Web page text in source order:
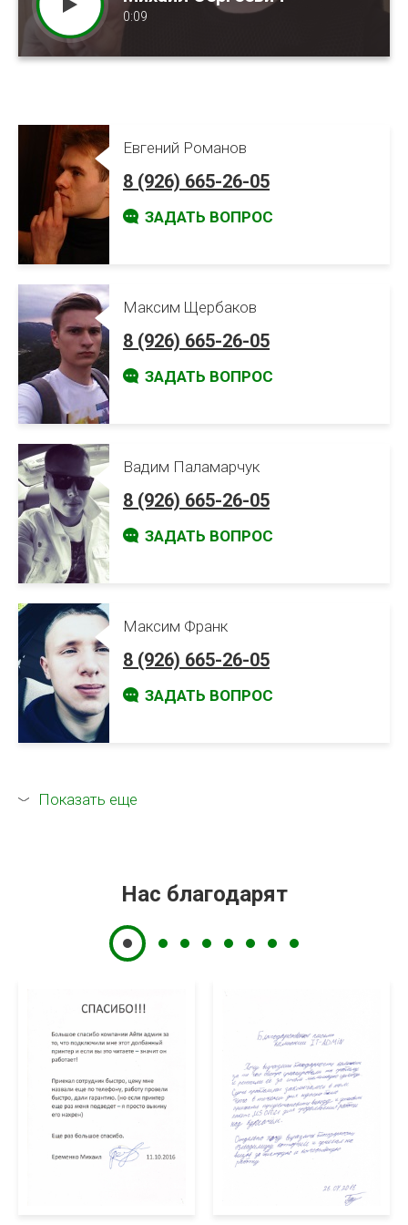
0:09
0:15
0:13
Евгений Романов
8 (926) 665-26-05
ЗАДАТЬ ВОПРОС
Максим Щербаков
8 (926) 665-26-05
ЗАДАТЬ ВОПРОС
Вадим Паламарчук
8 (926) 665-26-05
ЗАДАТЬ ВОПРОС
Максим Франк
8 (926) 665-26-05
ЗАДАТЬ ВОПРОС
Показать еще
Нас благодарят